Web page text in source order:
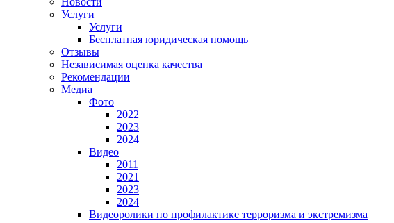
Услуги
Услуги
Бесплатная юридическая помощь
Отзывы
Независимая оценка качества
Рекомендации
Медиа
Фото
2022
2023
2024
Видео
2011
2021
2023
2024
Видеоролики по профилактике терроризма и экстремизма